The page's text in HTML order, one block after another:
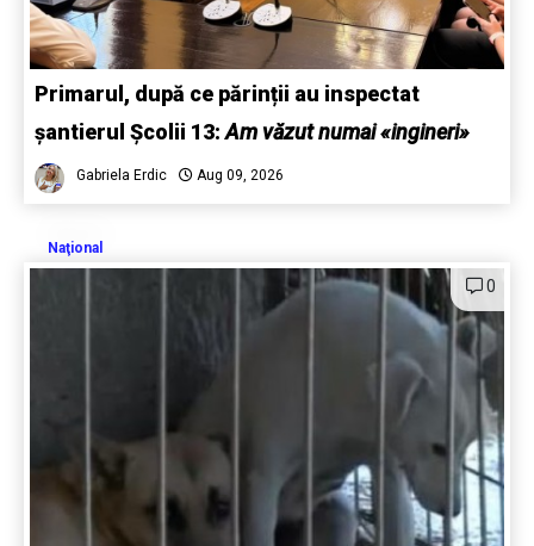
Primarul, după ce părinții au inspectat
șantierul Școlii 13:Am văzut numai «ingineri»
Gabriela Erdic Aug 09, 2026
Naţional
0